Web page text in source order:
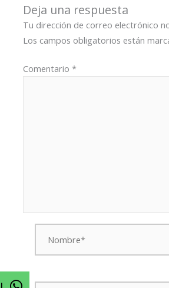
Deja una respuesta
Tu dirección de correo electrónico
Los campos obligatorios están
Comentario*
Nombre*
Correo